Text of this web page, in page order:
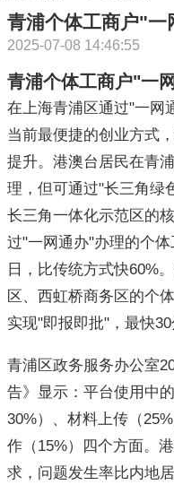
青浦个体工商户"
2025-07-08 14:46:55
青浦个体工商户"一
在上海青浦区通过"一网
当前最便捷的创业方式
提升。港澳台居民在青
理，但可通过"长三角绿
长三角一体化示范区的
过"一网通办"办理的个
日，比传统方式快60%
区、西虹桥商务区的个
实现"即报即批"，最快30
青浦区政务服务办公室
告》显示：平台使用中
30%）、材料上传（
作（15%）四个方面。
求，问题发生率比内地